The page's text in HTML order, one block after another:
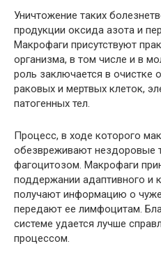
Уничтожение таких
продукции оксида азота и
Макрофаги присутствуют
организма, в том числе и в
роль заключается в очистке
раковых и мертвых клеток,
патогенных тел.
Процесс, в ходе которого
обезвреживают нездоровые
фагоцитозом. Макрофаги
поддержании адаптивного и
получают информацию о
передают ее лимфоцитам.
системе удается лучше
процессом.